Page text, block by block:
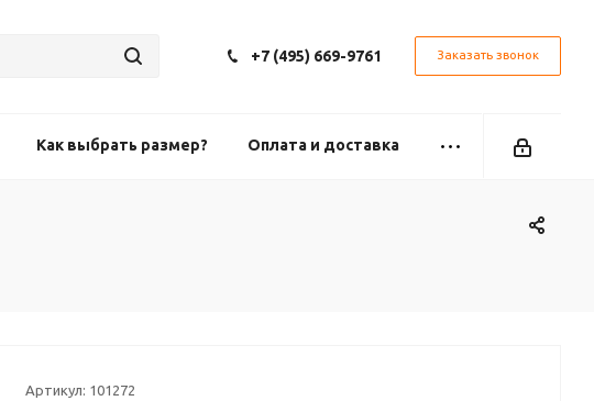
+7 (495) 669-9761 Заказать звонок
Как выбрать размер? Оплата и доставка
Артикул: 101272